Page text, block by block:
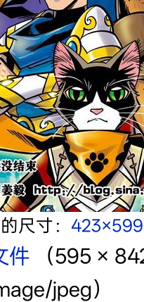
尺寸：
件‎
（595 ×
jpeg）